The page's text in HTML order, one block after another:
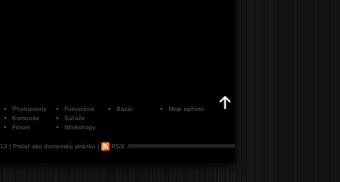
Photopointy
Komunita
Fórum
Fotoscéna
Súťaže
Workshopy
Bazár Moje ephoto
| Pridať ako domovskú stránku | RSS